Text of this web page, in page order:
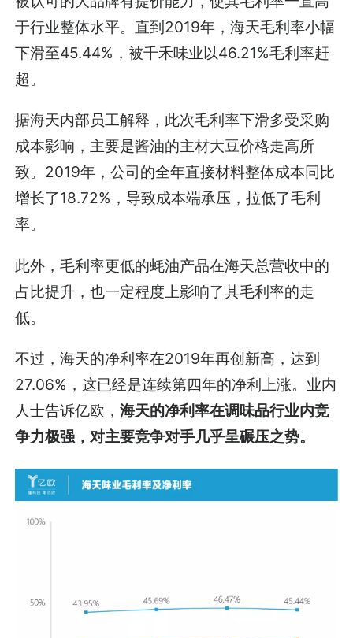
于行业整体水平。直到2019年，海天毛利率小幅
下滑至45.44%，被千禾味业以46.21%毛利率赶
超。
据海天内部员工解释，此次毛利率下滑多受采购
成本影响，主要是酱油的主材大豆价格走高所
致。2019年，公司的全年直接材料整体成本同比
增长了18.72%，导致成本端承压，拉低了毛利
率。
此外，毛利率更低的蚝油产品在海天总营收中的
占比提升，也一定程度上影响了其毛利率的走
低。
不过，海天的净利率在2019年再创新高，达到
27.06%，这已经是连续第四年的净利上涨。业内
人士告诉亿欧，海天的净利率在调味品行业内竞
争力极强，对主要竞争对手几乎呈碾压之势。